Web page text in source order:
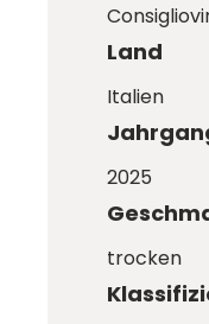
Land
Italien
2025
trocken